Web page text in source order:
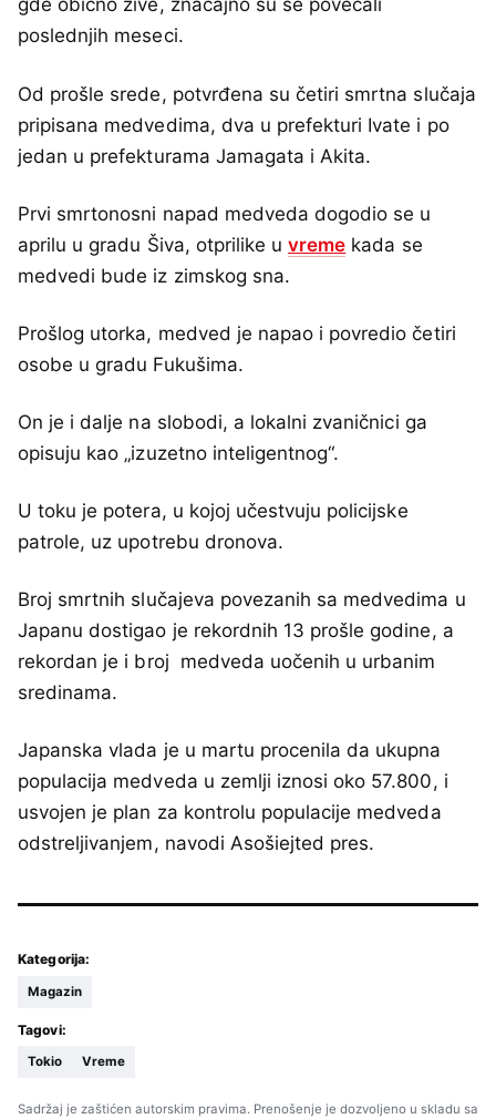
gde obično žive, značajno su se povećali
poslednjih meseci.
Od prošle srede, potvrđena su četiri smrtna slučaja
pripisana medvedima, dva u prefekturi Ivate i po
jedan u prefekturama Jamagata i Akita.
Prvi smrtonosni napad medveda dogodio se u
aprilu u gradu Šiva, otprilike uvreme kada se
medvedi bude iz zimskog sna.
Prošlog utorka, medved je napao i povredio četiri
osobe u gradu Fukušima.
On je i dalje na slobodi, a lokalni zvaničnici ga
opisuju kao „izuzetno inteligentnog“.
U toku je potera, u kojoj učestvuju policijske
patrole, uz upotrebu dronova.
Broj smrtnih slučajeva povezanih sa medvedima u
Japanu dostigao je rekordnih 13 prošle godine, a
rekordan je i broj medveda uočenih u urbanim
sredinama.
Japanska vlada je u martu procenila da ukupna
populacija medveda u zemlji iznosi oko 57.800, i
usvojen je plan za kontrolu populacije medveda
odstreljivanjem, navodi Asošiejted pres.
Kategorija:
Magazin
Tagovi:
Tokio Vreme
Sadržaj je zaštićen autorskim pravima. Prenošenje je dozvoljeno u skladu sa